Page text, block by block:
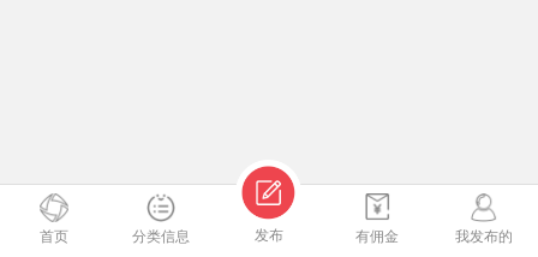
首页 分类信息 发布 有佣金 我发布的